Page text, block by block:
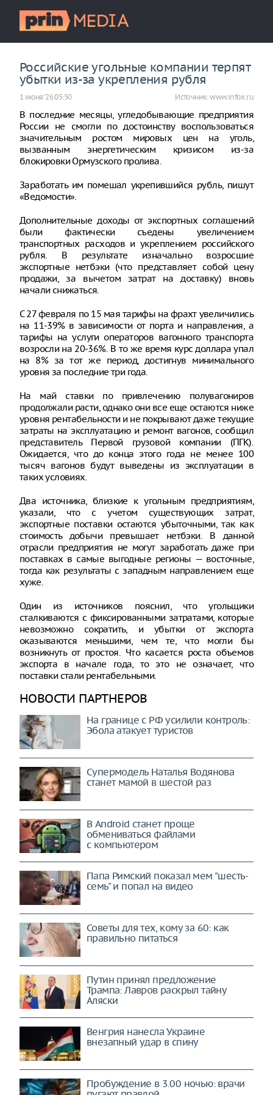
Российские угольные компании терпят
убытки из-за укрепления рубля
1 июня ‘26 05:50 Источник:www.infox.ru
В последние месяцы, угледобывающие предприятия
России не смогли по достоинству воспользоваться
значительным ростом мировых цен на уголь,
вызванным энергетическим кризисом из-за
блокировки Ормузского пролива.
Заработать им помешал укрепившийся рубль, пишут
«Ведомости».
Дополнительные доходы от экспортных соглашений
были фактически съедены увеличением
транспортных расходов и укреплением российского
рубля. В результате изначально возросшие
экспортные нетбэки (что представляет собой цену
продажи, за вычетом затрат на доставку) вновь
начали снижаться.
С 27 февраля по 15 мая тарифы на фрахт увеличились
на 11-39% в зависимости от порта и направления, а
тарифы на услуги операторов вагонного транспорта
возросли на 20-36%. В то же время курс доллара упал
на 8% за тот же период, достигнув минимального
уровня за последние три года.
На май ставки по привлечению полувагониров
продолжали расти, однако они все еще остаются ниже
уровня рентабельности и не покрывают даже текущие
затраты на эксплуатацию и ремонт вагонов, сообщил
представитель Первой грузовой компании (ПГК).
Ожидается, что до конца этого года не менее 100
тысяч вагонов будут выведены из эксплуатации в
таких условиях.
Два источника, близкие к угольным предприятиям,
указали, что с учетом существующих затрат,
экспортные поставки остаются убыточными, так как
стоимость добычи превышает нетбэки. В данной
отрасли предприятия не могут заработать даже при
поставках в самые выгодные регионы — восточные,
тогда как результаты с западным направлением еще
хуже.
Один из источников пояснил, что угольщики
сталкиваются с фиксированными затратами, которые
невозможно сократить, и убытки от экспорта
оказываются меньшими, чем те, что могли бы
возникнуть от простоя. Что касается роста объемов
экспорта в начале года, то это не означает, что
поставки стали рентабельными.
НОВОСТИ ПАРТНЕРОВ
На границе с РФ усилили контроль:
Эбола атакует туристов
Супермодель Наталья Водянова
станет мамой в шестой раз
В Android станет проще
обмениваться файлами
с компьютером
Папа Римский показал мем "шесть-
семь" и попал на видео
Советы для тех, кому за 60: как
правильно питаться
Путин принял предложение
Трампа: Лавров раскрыл тайну
Аляски
Венгрия нанесла Украине
внезапный удар в спину
Пробуждение в 3.00 ночью: врачи